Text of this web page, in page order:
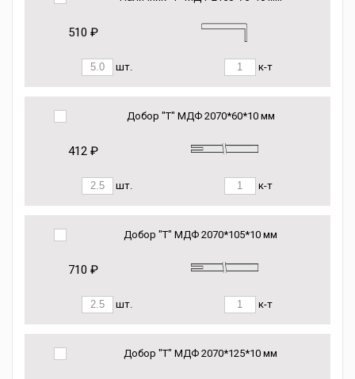
510 ₽
шт. к-т
Добор "Т" МДФ 2070*60*10 мм
412 ₽
шт. к-т
Добор "Т" МДФ 2070*105*10 мм
710 ₽
шт. к-т
Добор "Т" МДФ 2070*125*10 мм